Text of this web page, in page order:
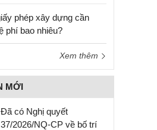
phép xây dựng cần
phí bao nhiêu?
Xem thêm
MỚI
Đã có Nghị quyết
37/2026/NQ-CP về bố trí